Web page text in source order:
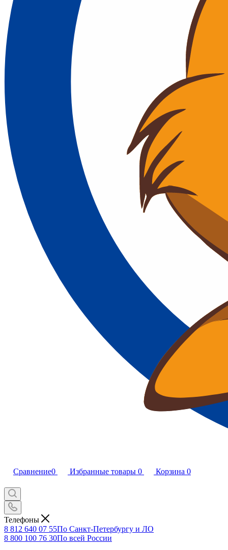
Сравнение0 Избранные товары 0 Корзина 0
Телефоны
8 812 640 07 55По Санкт-Петербургу и ЛО
8 800 100 76 30По всей России